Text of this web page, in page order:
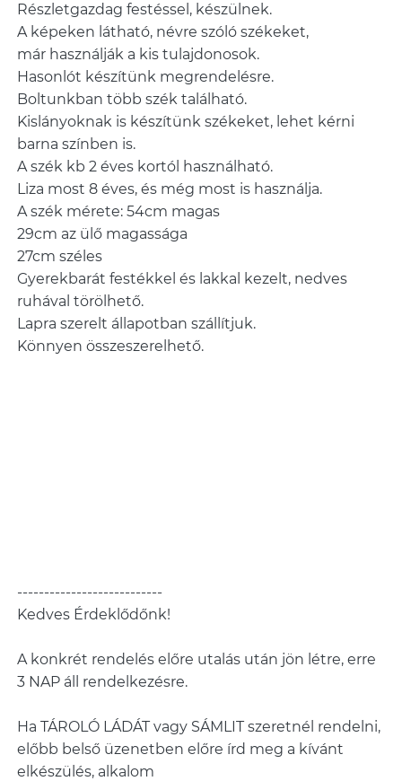
Részletgazdag festéssel, készülnek.
A képeken látható, névre szóló székeket,
már használják a kis tulajdonosok.
Hasonlót készítünk megrendelésre.
Boltunkban több szék található.
Kislányoknak is készítünk székeket, lehet kérni
barna színben is.
A szék kb 2 éves kortól használható.
Liza most 8 éves, és még most is használja.
A szék mérete: 54cm magas
29cm az ülő magassága
27cm széles
Gyerekbarát festékkel és lakkal kezelt, nedves
ruhával törölhető.
Lapra szerelt állapotban szállítjuk.
Könnyen összeszerelhető.
---------------------------
Kedves Érdeklődőnk!
A konkrét rendelés előre utalás után jön létre, erre
3 NAP áll rendelkezésre.
Ha TÁROLÓ LÁDÁT vagy SÁMLIT szeretnél rendelni,
előbb belső üzenetben előre írd meg a kívánt
elkészülés, alkalom